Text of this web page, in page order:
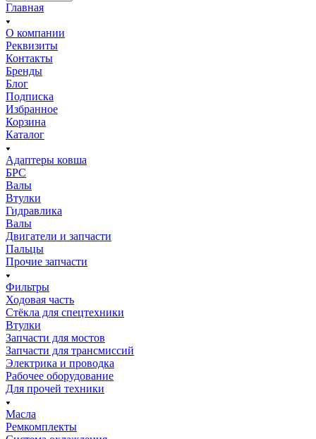
Главная
О компании
Реквизиты
Контакты
Бренды
Блог
Подписка
Избранное
Корзина
Каталог
Адаптеры ковша
БРС
Валы
Втулки
Гидравлика
Валы
Двигатели и запчасти
Пальцы
Прочие запчасти
Фильтры
Ходовая часть
Стёкла для спецтехники
Втулки
Запчасти для мостов
Запчасти для трансмиссий
Электрика и проводка
Рабочее оборудование
Для прочей техники
Масла
Ремкомплекты